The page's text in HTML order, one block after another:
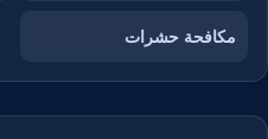
مكافحة حشرات